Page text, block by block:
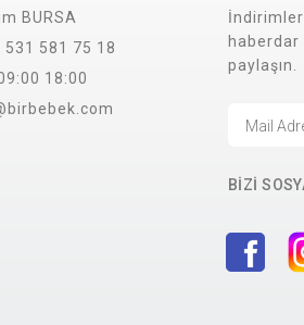
BURSA
531 581 75 18
18:00
paylaşın.
BİZİ